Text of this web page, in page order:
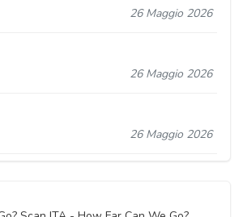
26 Maggio 2026
26 Maggio 2026
26 Maggio 2026